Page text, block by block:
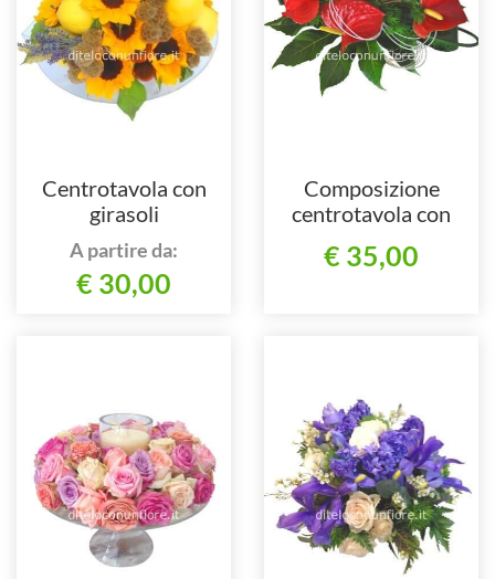
Centrotavola con
girasoli
A partire da:
€ 30,00
Composizione
centrotavola con
€ 35,00